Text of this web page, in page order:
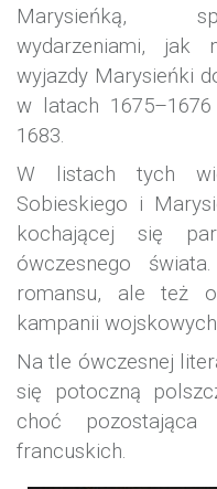
Marysieńką,
wydarzeniami, jak
wyjazdy Marysieńki
w latach
1683.
W listach tych
Sobieskiego i
kochającej się
ówczesnego
romansu, ale też
kampanii
Na tle ówczesnej
się potoczną
choć
francuskich.